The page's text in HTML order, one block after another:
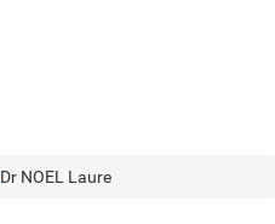
Dr NOEL Laure